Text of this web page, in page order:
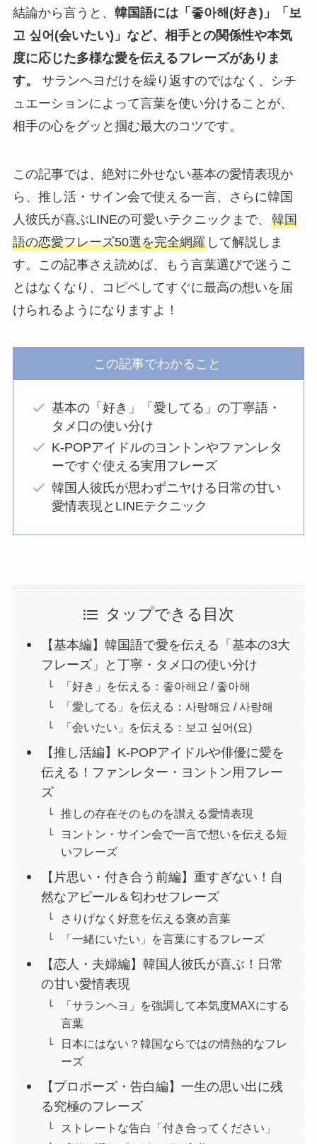
結論から言うと、 韓国語には「좋아해(好き)」「보
고 싶어(会いたい)」など、相手との関係性や本気
度に応じた多様な愛を伝えるフレーズがありま
す。
サランヘヨだけを繰り返すのではなく、シチ
ュエーションによって言葉を使い分けることが、
相手の心をグッと掴む最大のコツです。
この記事では、絶対に外せない基本の愛情表現か
ら、推し活・サイン会で使える一言、さらに韓国
人彼氏が喜ぶLINEの可愛いテクニックまで、 韓国
語の恋愛フレーズ50選を完全網羅して解説しま
す。この記事さえ読めば、もう言葉選びで迷うこ
とはなくなり、コピペしてすぐに最高の想いを届
けられるようになりますよ！
この記事でわかること
基本の「好き」「愛してる」の丁寧語・
タメ口の使い分け
K-POPアイドルのヨントンやファンレタ
ーですぐ使える実用フレーズ
韓国人彼氏が思わずニヤける日常の甘い
愛情表現とLINEテクニック
タップできる目次
【基本編】韓国語で愛を伝える「基本の3大
フレーズ」と丁寧・タメ口の使い分け
「好き」を伝える：좋아해요 / 좋아해
「愛してる」を伝える：사랑해요 / 사랑해
「会いたい」を伝える：보고 싶어(요)
【推し活編】K-POPアイドルや俳優に愛を
伝える！ファンレター・ヨントン用フレー
ズ
推しの存在そのものを讃える愛情表現
ヨントン・サイン会で一言で想いを伝える短
いフレーズ
【片思い・付き合う前編】重すぎない！自
然なアピール＆匂わせフレーズ
さりげなく好意を伝える褒め言葉
「一緒にいたい」を言葉にするフレーズ
【恋人・夫婦編】韓国人彼氏が喜ぶ！日常
の甘い愛情表現
「サランヘヨ」を強調して本気度MAXにする
言葉
日本にはない？韓国ならではの情熱的なフレ
ーズ
【プロポーズ・告白編】一生の思い出に残
る究極のフレーズ
ストレートな告白「付き合ってください」